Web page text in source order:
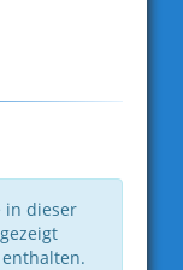
in dieser